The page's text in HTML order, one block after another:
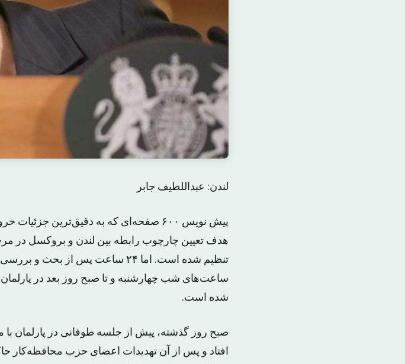
لندن: عبداللطیف جابر
پیش نویس ۶۰۰ صفحه‌ای که به دقیق‌ترین
تنظیم شده است. اما ۲۴ ساعت پس
ساعت‌های شب چهارشنبه و تا صبح روز بعد در پارلمان
شده است.
صبح روز گذشته، پیش از جلسه طوفانی در پارلمان با
افتاد و پس از آن تهدیدات اعضای حزب محافظه‌کار